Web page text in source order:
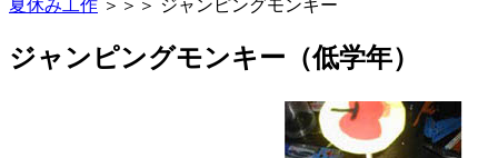
夏休み工作 ＞＞＞ ジャンピングモンキー
ジャンピングモンキー（低学年）